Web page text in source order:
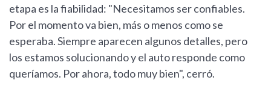
etapa es la fiabilidad: "Necesitamos ser confiables.
Por el momento va bien, más o menos como se
esperaba. Siempre aparecen algunos detalles, pero
los estamos solucionando y el auto responde como
queríamos. Por ahora, todo muy bien", cerró.